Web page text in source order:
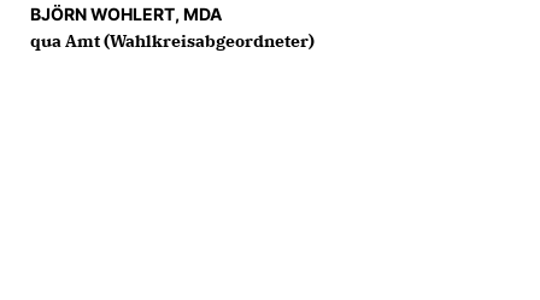
BJÖRN WOHLERT, MDA
qua Amt (Wahlkreisabgeordneter)